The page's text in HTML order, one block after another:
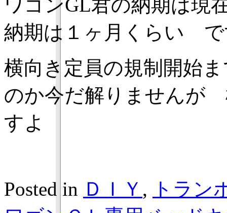
ワゴンGL君の納期は
納期は１ヶ月くらい
横向き定員の規制開始
のか今だ解りませんが
すよ
Posted in ＤＩＹ ,
トラン